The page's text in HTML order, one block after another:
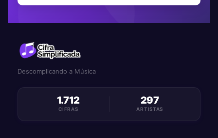
Descomplicando a Música
1.712
CIFRAS
297
ARTISTAS